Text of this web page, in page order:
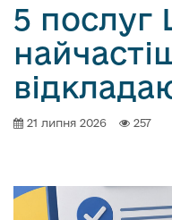
5 послуг
21 липня 2026 257